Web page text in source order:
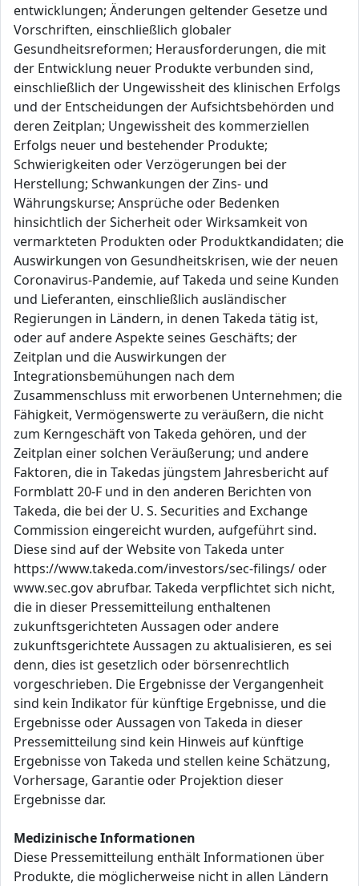
entwicklungen; Änderungen geltender Gesetze und
Vorschriften, einschließlich globaler
Gesundheitsreformen; Herausforderungen, die mit
der Entwicklung neuer Produkte verbunden sind,
einschließlich der Ungewissheit des klinischen Erfolgs
und der Entscheidungen der Aufsichtsbehörden und
deren Zeitplan; Ungewissheit des kommerziellen
Erfolgs neuer und bestehender Produkte;
Schwierigkeiten oder Verzögerungen bei der
Herstellung; Schwankungen der Zins- und
Währungskurse; Ansprüche oder Bedenken
hinsichtlich der Sicherheit oder Wirksamkeit von
vermarkteten Produkten oder Produktkandidaten; die
Auswirkungen von Gesundheitskrisen, wie der neuen
Coronavirus-Pandemie, auf Takeda und seine Kunden
und Lieferanten, einschließlich ausländischer
Regierungen in Ländern, in denen Takeda tätig ist,
oder auf andere Aspekte seines Geschäfts; der
Zeitplan und die Auswirkungen der
Integrationsbemühungen nach dem
Zusammenschluss mit erworbenen Unternehmen; die
Fähigkeit, Vermögenswerte zu veräußern, die nicht
zum Kerngeschäft von Takeda gehören, und der
Zeitplan einer solchen Veräußerung; und andere
Faktoren, die in Takedas jüngstem Jahresbericht auf
Formblatt 20-F und in den anderen Berichten von
Takeda, die bei der U. S. Securities and Exchange
Commission eingereicht wurden, aufgeführt sind.
Diese sind auf der Website von Takeda unter
https://www.takeda.com/investors/sec-filings/ oder
www.sec.gov abrufbar. Takeda verpflichtet sich nicht,
die in dieser Pressemitteilung enthaltenen
zukunftsgerichteten Aussagen oder andere
zukunftsgerichtete Aussagen zu aktualisieren, es sei
denn, dies ist gesetzlich oder börsenrechtlich
vorgeschrieben. Die Ergebnisse der Vergangenheit
sind kein Indikator für künftige Ergebnisse, und die
Ergebnisse oder Aussagen von Takeda in dieser
Pressemitteilung sind kein Hinweis auf künftige
Ergebnisse von Takeda und stellen keine Schätzung,
Vorhersage, Garantie oder Projektion dieser
Ergebnisse dar.
Medizinische Informationen
Diese Pressemitteilung enthält Informationen über
Produkte, die möglicherweise nicht in allen Ländern